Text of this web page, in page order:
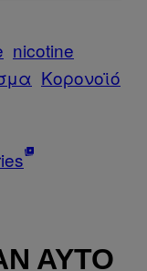
nicotine
Κορονοϊό
ΑΥΤΌ